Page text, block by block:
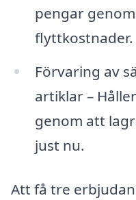
pengar
flyttkostnader.
Förvaring av
artiklar –
genom att
just nu.
Att få tre